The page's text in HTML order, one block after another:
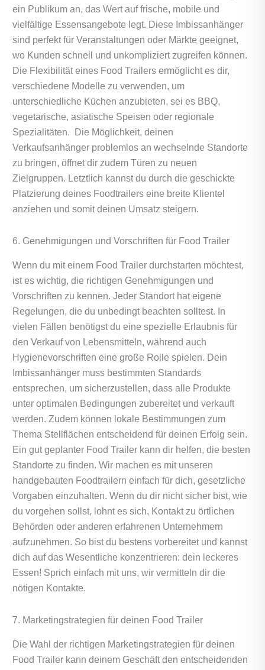
ein Publikum an, das Wert auf frische, mobile und
vielfältige Essensangebote legt. Diese Imbissanhänger
sind perfekt für Veranstaltungen oder Märkte geeignet,
wo Kunden schnell und unkompliziert zugreifen können.
Die Flexibilität eines Food Trailers ermöglicht es dir,
verschiedene Modelle zu verwenden, um
unterschiedliche Küchen anzubieten, sei es BBQ,
vegetarische, asiatische Speisen oder regionale
Spezialitäten. Die Möglichkeit, deinen
Verkaufsanhänger problemlos an wechselnde Standorte
zu bringen, öffnet dir zudem Türen zu neuen
Zielgruppen. Letztlich kannst du durch die geschickte
Platzierung deines Foodtrailers eine breite Klientel
anziehen und somit deinen Umsatz steigern.
6. Genehmigungen und Vorschriften für Food Trailer
Wenn du mit einem Food Trailer durchstarten möchtest,
ist es wichtig, die richtigen Genehmigungen und
Vorschriften zu kennen. Jeder Standort hat eigene
Regelungen, die du unbedingt beachten solltest. In
vielen Fällen benötigst du eine spezielle Erlaubnis für
den Verkauf von Lebensmitteln, während auch
Hygienevorschriften eine große Rolle spielen. Dein
Imbissanhänger muss bestimmten Standards
entsprechen, um sicherzustellen, dass alle Produkte
unter optimalen Bedingungen zubereitet und verkauft
werden. Zudem können lokale Bestimmungen zum
Thema Stellflächen entscheidend für deinen Erfolg sein.
Ein gut geplanter Food Trailer kann dir helfen, die besten
Standorte zu finden. Wir machen es mit unseren
handgebauten Foodtrailern einfach für dich, gesetzliche
Vorgaben einzuhalten. Wenn du dir nicht sicher bist, wie
du vorgehen sollst, lohnt es sich, Kontakt zu örtlichen
Behörden oder anderen erfahrenen Unternehmern
aufzunehmen. So bist du bestens vorbereitet und kannst
dich auf das Wesentliche konzentrieren: dein leckeres
Essen! Sprich einfach mit uns, wir vermitteln dir die
nötigen Kontakte.
7. Marketingstrategien für deinen Food Trailer
Die Wahl der richtigen Marketingstrategien für deinen
Food Trailer kann deinem Geschäft den entscheidenden